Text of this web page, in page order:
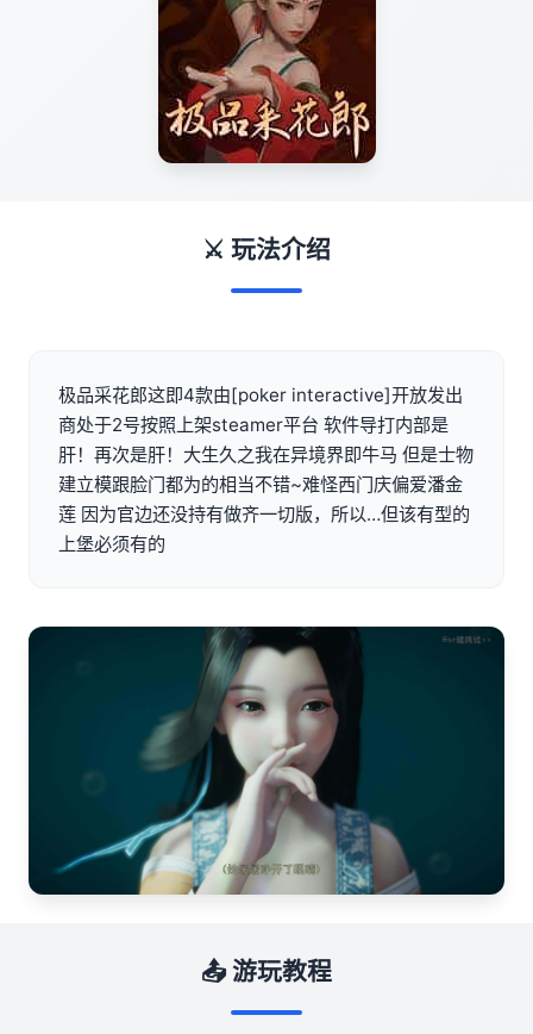
⚔️ 玩法介绍
极品采花郎这即4款由[poker interactive]开放发出
商处于2号按照上架steamer平台 软件导打内部是
肝！再次是肝！大生久之我在异境界即牛马 但是士物
建立模跟脸门都为的相当不错~难怪西门庆偏爱潘金
莲 因为官边还没持有做齐一切版，所以…但该有型的
上堡必须有的
📤 游玩教程